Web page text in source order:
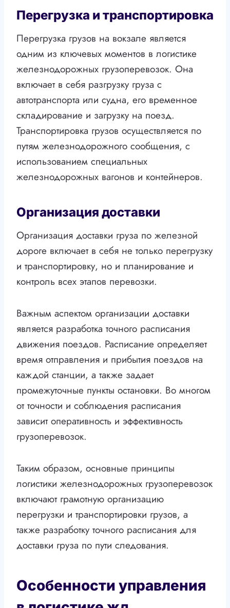
Перегрузка и транспортировка
Перегрузка грузов на вокзале является
одним из ключевых моментов в логистике
железнодорожных грузоперевозок. Она
включает в себя разгрузку груза с
автотранспорта или судна, его временное
складирование и загрузку на поезд.
Транспортировка грузов осуществляется по
путям железнодорожного сообщения, с
использованием специальных
железнодорожных вагонов и контейнеров.
Организация доставки
Организация доставки груза по железной
дороге включает в себя не только перегрузку
и транспортировку, но и планирование и
контроль всех этапов перевозки.
Важным аспектом организации доставки
является разработка точного расписания
движения поездов. Расписание определяет
время отправления и прибытия поездов на
каждой станции, а также задает
промежуточные пункты остановки. Во многом
от точности и соблюдения расписания
зависит оперативность и эффективность
грузоперевозок.
Таким образом, основные принципы
логистики железнодорожных грузоперевозок
включают грамотную организацию
перегрузки и транспортировки грузов, а
также разработку точного расписания для
доставки груза по пути следования.
Особенности управления